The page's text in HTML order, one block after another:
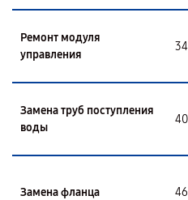
Ремонт модуля
управления
Замена труб поступления
воды
Замена фланца